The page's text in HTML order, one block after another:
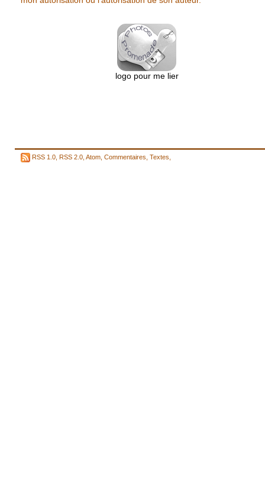
logo pour me lier
RSS 1.0 RSS 2.0 Atom Commentaires Textes